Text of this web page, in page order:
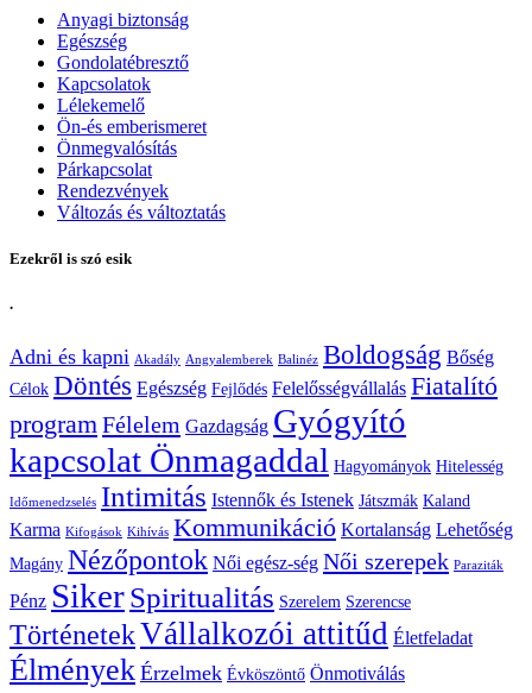
Anyagi biztonság
Egészség
Gondolatébresztő
Kapcsolatok
Lélekemelő
Ön-és emberismeret
Önmegvalósítás
Párkapcsolat
Rendezvények
Változás és változtatás
Ezekről is szó esik
.
Adni és kapni Akadály Angyalemberek Balinéz Boldogság Bőség
Célok Döntés Egészség Fejlődés Felelősségvállalás Fiatalító
programFélelem Gazdagság Gyógyító
kapcsolat Önmagaddal Hagyományok Hitelesség
Időmenedzselés Intimitás Istennők és Istenek Játszmák Kaland
Karma Kifogások Kihívás Kommunikáció Kortalanság Lehetőség
Magány Nézőpontok Női egész-ség Női szerepek Paraziták
Pénz SikerSpiritualitás Szerelem Szerencse
TörténetekVállalkozói attitűd Életfeladat
Élmények Érzelmek Évköszöntő Önmotiválás